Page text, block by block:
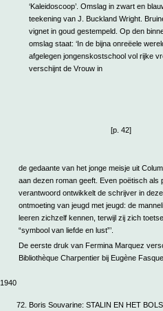
‘Kaleidoscoop’. Omslag in zwart en
teekening van J. Buckland Wright.
vignet in goud gestempeld. Op den
omslag staat: ‘In de bijna onreëele
afgelegen jongenskostschool vol rijke
verschijnt de Vrouw in
[p. 42]
de gedaante van het jonge meisje uit
aan dezen roman geeft. Even poëtisch als
verantwoord ontwikkelt de schrijver in
ontmoeting van jeugd met jeugd: de
leeren zichzelf kennen, terwijl zij zich
“symbool van liefde en lust”’.
De eerste druk van Fermina Marquez
Bibliothèque Charpentier bij Eugène
1940
72. Boris Souvarine: STALIN EN HET